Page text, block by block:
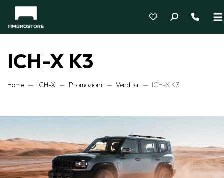
ICH-X K3
Home ICH-X Promozioni Vendita ICH-X K3